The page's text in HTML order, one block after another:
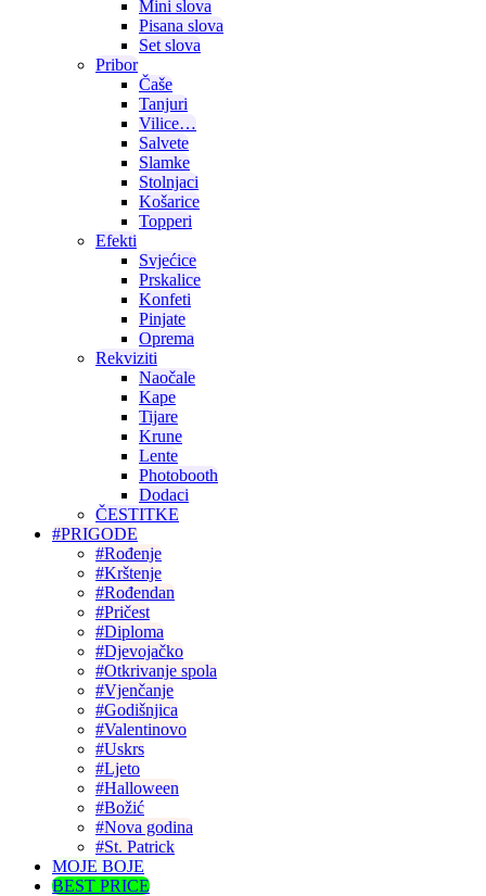
Mini slova
Pisana slova
Set slova
Pribor
Čaše
Tanjuri
Vilice…
Salvete
Slamke
Stolnjaci
Košarice
Topperi
Efekti
Svjećice
Prskalice
Konfeti
Pinjate
Oprema
Rekviziti
Naočale
Kape
Tijare
Krune
Lente
Photobooth
Dodaci
ČESTITKE
#PRIGODE
#Rođenje
#Krštenje
#Rođendan
#Pričest
#Diploma
#Djevojačko
#Otkrivanje spola
#Vjenčanje
#Godišnjica
#Valentinovo
#Uskrs
#Ljeto
#Halloween
#Božić
#Nova godina
#St. Patrick
MOJE BOJE
BEST PRICE